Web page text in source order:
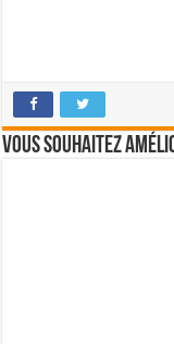
Vous souhaitez